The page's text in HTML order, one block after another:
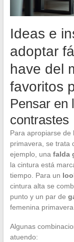
Ideas e
adoptar
have del
favoritos
Pensar en
contrastes
Para apropiarse de
primavera, se trata
ejemplo, una falda
la cintura está
tiempo. Para un
cintura alta se
punto y un par de
femenina
Algunas
atuendo: